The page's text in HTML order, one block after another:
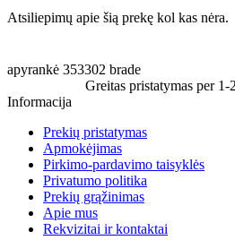
Atsiliepimų apie šią prekę kol kas nėra.
apyrankė 353302 brade
Greitas pristatymas per 1-
Informacija
Prekių pristatymas
Apmokėjimas
Pirkimo-pardavimo taisyklės
Privatumo politika
Prekių grąžinimas
Apie mus
Rekvizitai ir kontaktai